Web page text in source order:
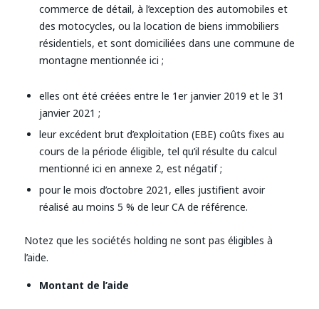
commerce de détail, à l’exception des automobiles et
des motocycles, ou la location de biens immobiliers
résidentiels, et sont domiciliées dans une commune de
montagne mentionnée ici ;
elles ont été créées entre le 1er janvier 2019 et le 31
janvier 2021 ;
leur excédent brut d’exploitation (EBE) coûts fixes au
cours de la période éligible, tel qu’il résulte du calcul
mentionné ici en annexe 2, est négatif ;
pour le mois d’octobre 2021, elles justifient avoir
réalisé au moins 5 % de leur CA de référence.
Notez que les sociétés holding ne sont pas éligibles à
l’aide.
Montant de l’aide